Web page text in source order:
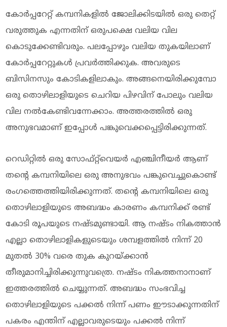
കോർപ്പറേറ്റ് കമ്പനികളിൽ ജോലിക്കിടയിൽ ഒരു തെറ്റ്
വരുത്തുക എന്നതിന് ഒരുപക്ഷെ വലിയ വില
കൊടുക്കേണ്ടിവരും. പലപ്പോഴും വലിയ തുകയിലാണ്
കോർപ്പറേറ്റുകൾ പ്രവർത്തിക്കുക. അവരുടെ
ബിസിനസും കോടികളിലാകും. അങ്ങനെയിരിക്കുമ്പോ
ഒരു തൊഴിലാളിയുടെ ചെറിയ പിഴവിന് പോലും വലിയ
വില നൽകേണ്ടിവന്നേക്കാം. അത്തരത്തിൽ ഒരു
അനുഭവമാണ് ഇപ്പോൾ പങ്കുവെക്കപ്പെട്ടിരിക്കുന്നത്.
റെഡിറ്റിൽ ഒരു സോഫ്റ്റ്‌വെയർ എഞ്ചിനീയർ ആണ്
തന്റെ കമ്പനിയിലെ ഒരു അനുഭവം പങ്കുവെച്ചുകൊണ്ട്
രംഗത്തെത്തിയിരിക്കുന്നത്. തന്റെ കമ്പനിയിലെ ഒരു
തൊഴിലാളിയുടെ അബദ്ധം കാരണം കമ്പനിക്ക് രണ്ട്
കോടി രൂപയുടെ നഷ്ടമുണ്ടായി. ആ നഷ്ടം നികത്താൻ
എല്ലാ തൊഴിലാളികളുടെയും ശമ്പളത്തിൽ നിന്ന് 20
മുതൽ 30% വരെ തുക കുറയ്ക്കാൻ
തീരുമാനിച്ചിരിക്കുന്നുവത്രെ. നഷ്ടം നികത്തനാനാണ്
ഇത്തരത്തിൽ ചെയ്യുന്നത്. അബദ്ധം സംഭവിച്ച
തൊഴിലാളിയുടെ പക്കൽ നിന്ന് പണം ഈടാക്കുന്നതിന്
പകരം എന്തിന് എല്ലാവരുടെയും പക്കൽ നിന്ന്